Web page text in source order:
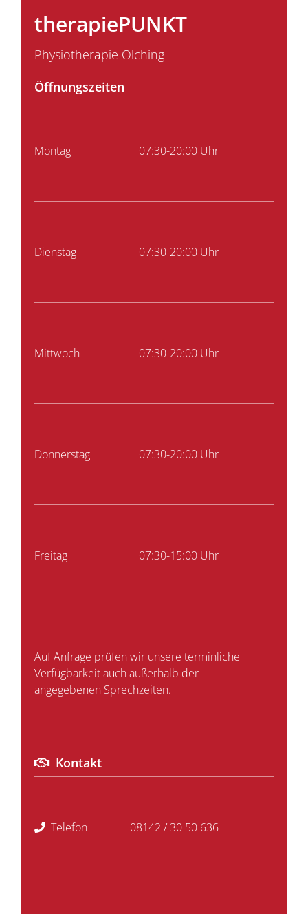
therapiePUNKT
Physiotherapie Olching
Öffnungszeiten
Montag 07:30-20:00 Uhr
Dienstag 07:30-20:00 Uhr
Mittwoch 07:30-20:00 Uhr
Donnerstag 07:30-20:00 Uhr
Freitag 07:30-15:00 Uhr
Auf Anfrage prüfen wir unsere terminliche
Verfügbarkeit auch außerhalb der
angegebenen Sprechzeiten.
Kontakt
Telefon 08142 / 30 50 636